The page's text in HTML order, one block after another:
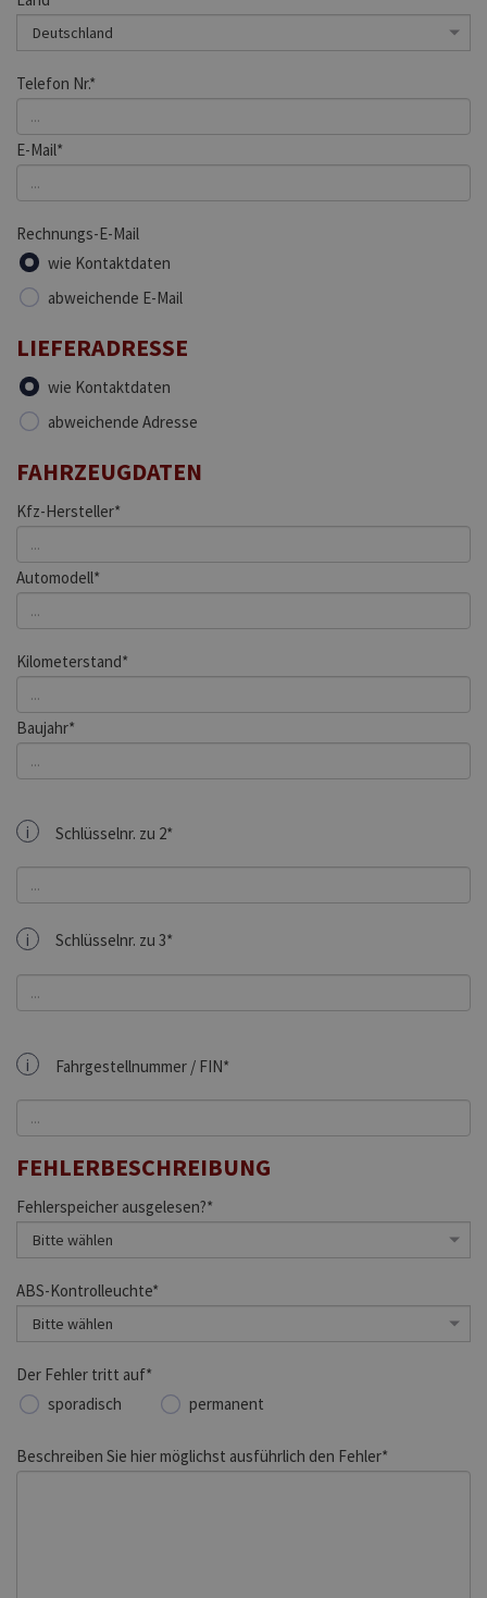
Telefon Nr.*
E-Mail*
Rechnungs-E-Mail
wie Kontaktdaten
abweichende E-Mail
LIEFERADRESSE
wie Kontaktdaten
abweichende Adresse
FAHRZEUGDATEN
Kfz-Hersteller*
Automodell*
Kilometerstand*
Baujahr*
i Schlüsselnr. zu 2*
i Schlüsselnr. zu 3*
i Fahrgestellnummer / FIN*
FEHLERBESCHREIBUNG
Fehlerspeicher ausgelesen?*
ABS-Kontrolleuchte*
Der Fehler tritt auf*
sporadisch
permanent
Beschreiben Sie hier möglichst ausführlich den Fehler*